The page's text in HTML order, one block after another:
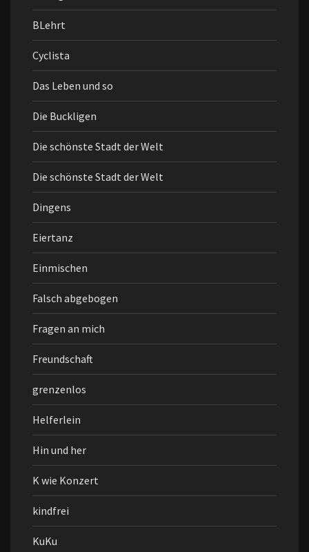
BLehrt
Cyclista
Das Leben und so
Die Buckligen
Die schönste Stadt der Welt
Die schönste Stadt der Welt
Dingens
Eiertanz
Einmischen
Falsch abgebogen
Fragen an mich
Freundschaft
grenzenlos
Helferlein
Hin und her
K wie Konzert
kindfrei
KuKu